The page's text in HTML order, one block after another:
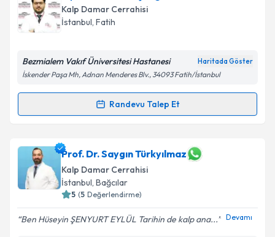
talebi oluşturun. Size bu uzmandan randevu almanız
için bir takvim hazırlandığında e-posta ile
bilgilendireceğiz.
E-posta Adresiniz
Kişisel verilerimin işlenmesine ilişkinAydınlatma
kapsamda işlenmesini kabul ediyorum.
Takvim Talebini Gönder
Kalp Damar Cerrahisi
İstanbul, Fatih
Bezmialem Vakıf Üniversitesi Hastanesi Haritada Göster
İskender Paşa Mh, Adnan Menderes Blv., 34093 Fatih/İstanbul
Randevu Talep Et
Randevu Takvimi Talebi
Op. Dr. Mehmet Şengöriçin randevu takvimi talebi
oluşturun. Size bu uzmandan randevu almanız için bir
takvim hazırlandığında e-posta ile bilgilendireceğiz.
E-posta Adresiniz
Prof. Dr. Saygın Türkyılmaz
Kalp Damar Cerrahisi
İstanbul, Bağcılar
5 (5 Değerlendirme)
Ben Hüseyin ŞENYURT EYLÜL Tarihin de kalp ana... Devamı